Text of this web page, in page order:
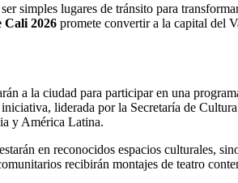
simples lugares de tránsito para
Cali 2026 promete convertir a la capital del
a la ciudad para participar en una
liderada por la Secretaría de
y América Latina.
en reconocidos espacios culturales,
recibirán montajes de teatro